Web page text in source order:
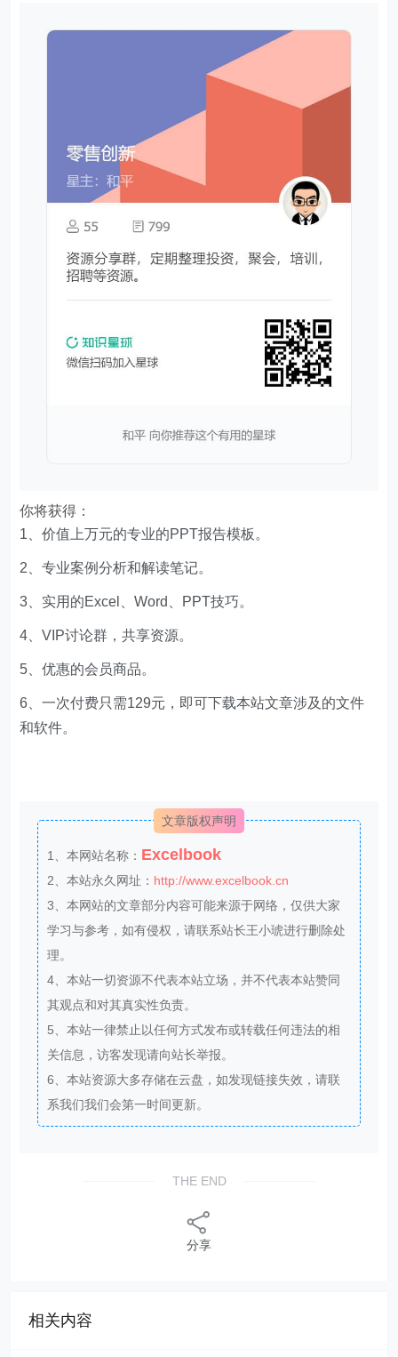
你将获得：
1、价值上万元的专业的PPT报告模板。
2、专业案例分析和解读笔记。
3、实用的Excel、Word、PPT技巧。
4、VIP讨论群，共享资源。
5、优惠的会员商品。
6、一次付费只需129元，即可下载本站文章涉及的文件
和软件。
文章版权声明
1、本网站名称： Excelbook
2、本站永久网址： http://www.excelbook.cn
3、本网站的文章部分内容可能来源于网络，仅供大家
学习与参考，如有侵权，请联系站长王小琥进行删除处
理。
4、本站一切资源不代表本站立场，并不代表本站赞同
其观点和对其真实性负责。
5、本站一律禁止以任何方式发布或转载任何违法的相
关信息，访客发现请向站长举报。
6、本站资源大多存储在云盘，如发现链接失效，请联
系我们我们会第一时间更新。
THE END
分享
相关内容